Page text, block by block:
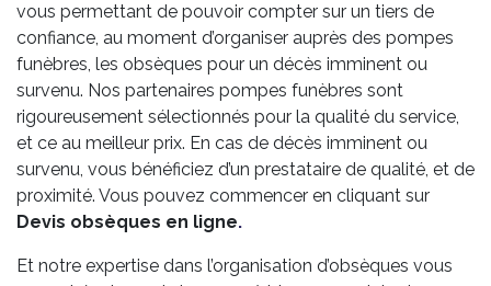
vous permettant de pouvoir compter sur un tiers de
confiance, au moment d’organiser auprès des pompes
funèbres, les obsèques pour un décès imminent ou
survenu. Nos partenaires pompes funèbres sont
rigoureusement sélectionnés pour la qualité du service,
et ce au meilleur prix. En cas de décès imminent ou
survenu, vous bénéficiez d’un prestataire de qualité, et de
proximité. Vous pouvez commencer en cliquant sur
Devis obsèques en ligne.
Et notre expertise dans l’organisation d’obsèques vous